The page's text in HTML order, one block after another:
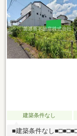
建築条件なし
■建築条件なし